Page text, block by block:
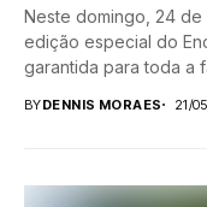
Neste domingo, 24
edição especial do
garantida para toda a
BYDENNIS MORAES 21/